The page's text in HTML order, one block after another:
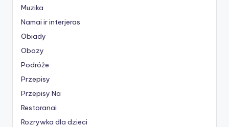
Muzika
Namai ir interjeras
Obiady
Obozy
Podróże
Przepisy
Przepisy Na
Restoranai
Rozrywka dla dzieci